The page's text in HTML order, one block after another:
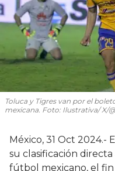
Toluca y Tigres van por el
mexicana. Foto: Ilustrativa/ X/
México, 31 Oct 2024.-
su clasificación
fútbol mexicano, el